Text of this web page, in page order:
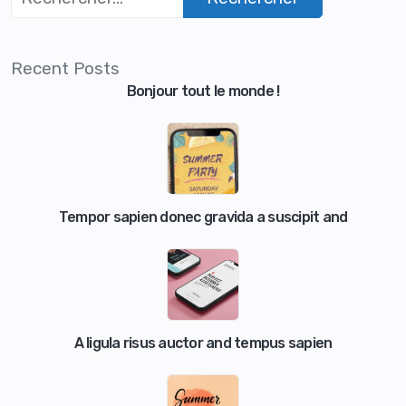
Recent Posts
Bonjour tout le monde !
Tempor sapien donec gravida a suscipit and
A ligula risus auctor and tempus sapien